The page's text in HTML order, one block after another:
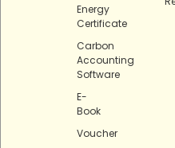
Energy
Certificate
Carbon
Accounting
Software
E-
Book
Voucher